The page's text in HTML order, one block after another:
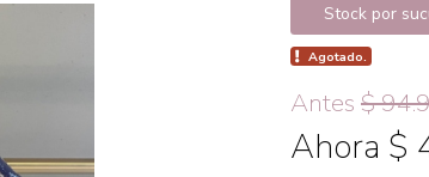
Stock por
Agotado.
Antes $
Ahora $